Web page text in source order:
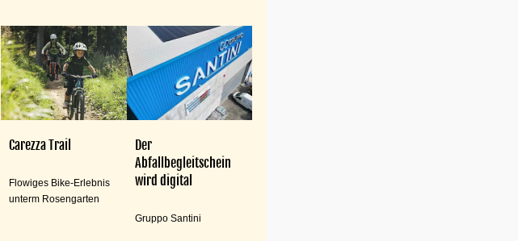
Carezza Trail
Flowiges Bike-Erlebnis
unterm Rosengarten
Der
Abfallbegleitschein
wird digital
Gruppo Santini